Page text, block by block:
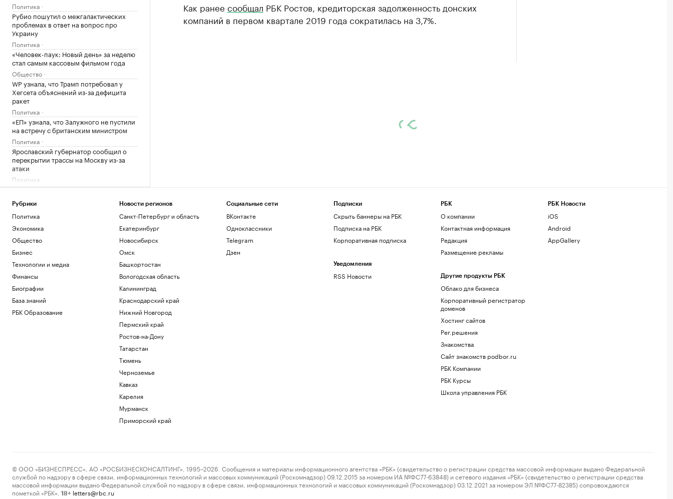
Политика
Рубио пошутил о межгалактических
проблемах в ответ на вопрос про
Украину
Политика
«Человек-паук: Новый день» за неделю
стал самым кассовым фильмом года
Общество
WP узнала, что Трамп потребовал у
Хегсета объяснений из-за дефицита
ракет
Политика
«ЕП» узнала, что Залужного не пустили
на встречу с британским министром
Политика
Ярославский губернатор сообщил о
перекрытии трассы на Москву из-за
атаки
Политика
Мирный житель и боец «Орлана»
область
Политика
Трамп объяснил, почему предпочитает
сделку с Ираном войне
Политика
Киев раскрыл «колоссальную сумму»
бюджетной помощи от Запада с 2022
года
Политика
Число закрытых за ночь российских
аэропортов выросло до восьми
Политика
Залужный заявил, что Киев исчерпал
Лантратова заявила, что судьба более
300 курян неизвестна после вторжения
В Грузии назвали причину полного
Как ранее сообщал РБК Ростов, кредиторская задолженность донских
компаний в первом квартале 2019 года сократилась на 3,7%.
Рубрики
Политика
Экономика
Общество
Бизнес
Технологии и медиа
Финансы
Биографии
База знаний
РБК Образование
Новости регионов
Санкт-Петербург и область
Екатеринбург
Новосибирск
Омск
Башкортостан
Вологодская область
Калининград
Краснодарский край
Нижний Новгород
Пермский край
Ростов-на-Дону
Татарстан
Тюмень
Черноземье
Кавказ
Карелия
Мурманск
Приморский край
Социальные сети
ВКонтакте
Одноклассники
Telegram
Дзен
Подписки
Скрыть баннеры на РБК
Подписка на РБК
Корпоративная подписка
Уведомления
RSS Новости
РБК
О компании
Контактная информация
Редакция
Размещение рекламы
Другие продукты РБК
Облако для бизнеса
Корпоративный регистратор
доменов
Хостинг сайтов
Рег.решения
Знакомства
Сайт знакомств podbor.ru
РБК Компании
РБК Курсы
Школа управления РБК
РБК Новости
iOS
Android
AppGallery
© ООО «БИЗНЕСПРЕСС», АО «РОСБИЗНЕСКОНСАЛТИНГ», 1995–2026. Сообщения и материалы информационного агентства «РБК» (свидетельство о регистрации средства массовой информации выдано Федеральной
службой по надзору в сфере связи, информационных технологий и массовых коммуникаций (Роскомнадзор) 09.12.2015 за номером ИА №ФС77-63848) и сетевого издания «РБК» (свидетельство о регистрации средства
массовой информации выдано Федеральной службой по надзору в сфере связи, информационных технологий и массовых коммуникаций (Роскомнадзор) 03.12.2021 за номером ЭЛ №ФС77-82385) сопровождаются
пометкой «РБК».
18+ letters@rbc.ru